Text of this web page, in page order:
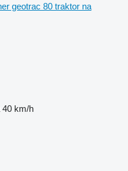
geotrac 80 traktor na
40 km/h